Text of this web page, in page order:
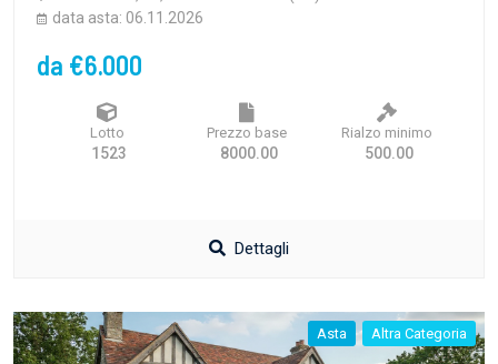
data asta: 06.11.2026
da €6.000
Lotto
1523
Prezzo base
8000.00
Rialzo minimo
500.00
Dettagli
Asta Altra Categoria